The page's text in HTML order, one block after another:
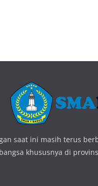
saat ini masih terus
khususnya di